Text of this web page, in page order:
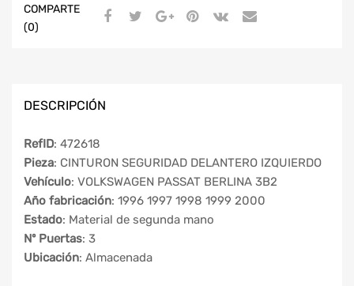
COMPARTE
(0)
DESCRIPCIÓN
RefID: 472618
Pieza: CINTURON SEGURIDAD DELANTERO IZQUIERDO
Vehículo: VOLKSWAGEN PASSAT BERLINA 3B2
Año fabricación: 1996 1997 1998 1999 2000
Estado: Material de segunda mano
Nº Puertas: 3
Ubicación: Almacenada